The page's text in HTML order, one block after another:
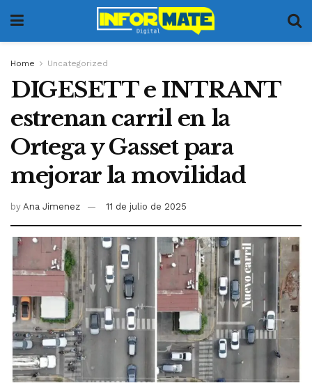
Home Uncategorized
DIGESETT e INTRANT
estrenan carril en la
Ortega y Gasset para
mejorar la movilidad
by Ana Jimenez 11 de julio de 2025